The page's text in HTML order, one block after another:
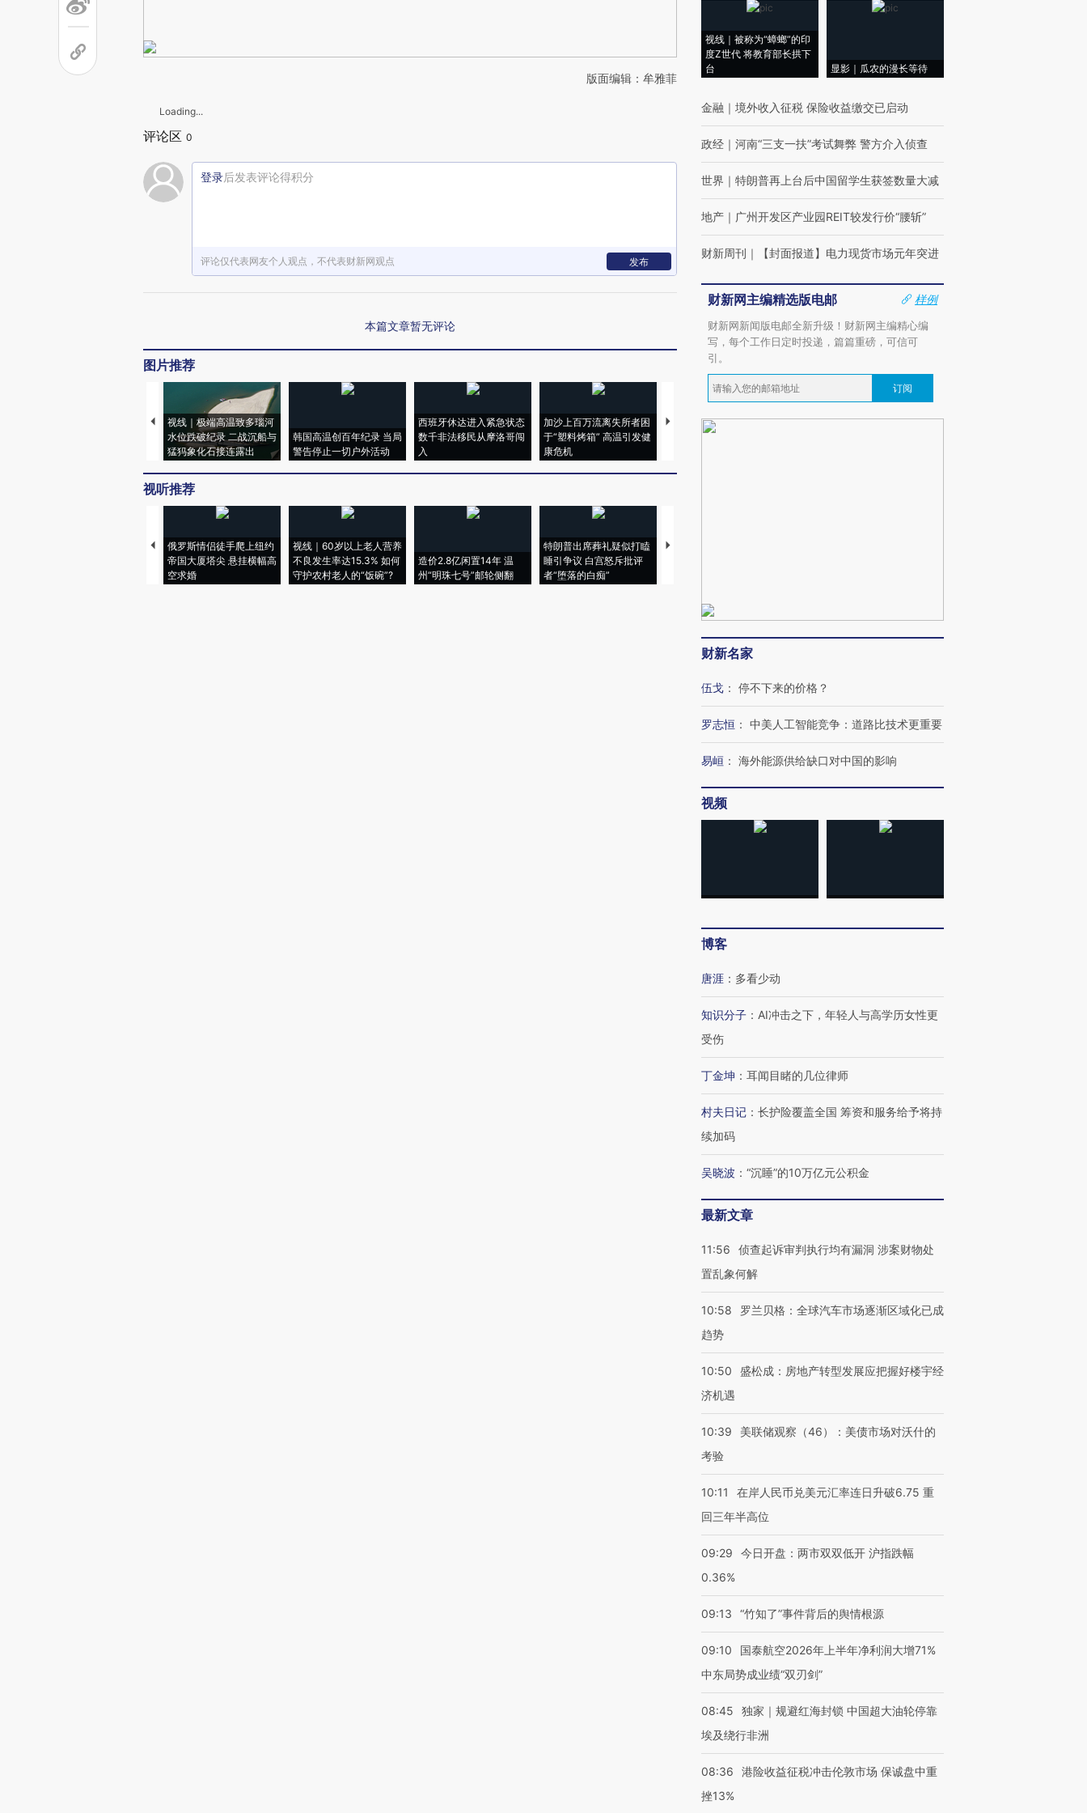
版面编辑：牟雅菲
Loading...
评论区 0
登录后发表评论得积分
评论仅代表网友个人观点，不代表财新网观点 发布
本篇文章暂无评论
图片推荐
视线｜极端高温致多瑙河
水位跌破纪录 二战沉船与
猛犸象化石接连露出
韩国高温创百年纪录 当局
警告停止一切户外活动
西班牙休达进入紧急状态
数千非法移民从摩洛哥闯
入
加沙上百万流离失所者困
于“塑料烤箱” 高温引发健
康危机
马航飞行员跨国走私7万
粒摇头丸 尿检体内含3种
视听推荐
俄罗斯情侣徒手爬上纽约
帝国大厦塔尖 悬挂横幅高
空求婚
视线｜60岁以上老人营养
不良发生率达15.3% 如何
守护农村老人的“饭碗”?
造价2.8亿闲置14年 温
州“明珠七号”邮轮侧翻
特朗普出席葬礼疑似打瞌
睡引争议 白宫怒斥批评
者“堕落的白痴”
视线｜全球最热百城独占
视线｜被称为“蟑螂”的印
度Z世代 将教育部长拱下
台
显影｜瓜农的漫长等待
金融 ｜ 境外收入征税 保险收益缴交已启动
政经 ｜ 河南“三支一扶”考试舞弊 警方介入侦查
世界 ｜ 特朗普再上台后中国留学生获签数量大减
地产 ｜ 广州开发区产业园REIT较发行价“腰斩”
财新周刊 ｜ 【封面报道】电力现货市场元年突进
财新网主编精选版电邮
样例
财新网新闻版电邮全新升级！财新网主编精心编
写，每个工作日定时投递，篇篇重磅，可信可
引。
订阅
财新名家
伍戈 ： 停不下来的价格？
罗志恒 ： 中美人工智能竞争：道路比技术更重要
易峘 ： 海外能源供给缺口对中国的影响
视频
博客
唐涯 ： 多看少动
知识分子 ： AI冲击之下，年轻人与高学历女性更
受伤
丁金坤 ： 耳闻目睹的几位律师
村夫日记 ： 长护险覆盖全国 筹资和服务给予将持
续加码
吴晓波 ： “沉睡”的10万亿元公积金
最新文章
11:56
侦查起诉审判执行均有漏洞 涉案财物处
置乱象何解
10:58
罗兰贝格：全球汽车市场逐渐区域化已成
趋势
10:50
盛松成：房地产转型发展应把握好楼宇经
济机遇
10:39
美联储观察（46）：美债市场对沃什的
考验
10:11
在岸人民币兑美元汇率连日升破6.75 重
回三年半高位
09:29
今日开盘：两市双双低开 沪指跌幅
0.36%
09:13 “竹知了”事件背后的舆情根源
09:10
国泰航空2026年上半年净利润大增71%
中东局势成业绩“双刃剑”
08:45
独家｜规避红海封锁 中国超大油轮停靠
埃及绕行非洲
08:36
港险收益征税冲击伦敦市场 保诚盘中重
挫13%